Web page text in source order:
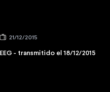
21/12/2015
EEG - transmitido el 18/12/2015